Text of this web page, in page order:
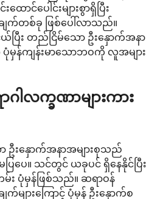
ာင်ပေါင်းများစွာရှိပြီး
က်တစ်ခု ဖြစ်ပေါ်လာသည်။
ပြီး တည်ငြိမ်သော ဦးနှောက်အနာ
ပုံမှန်ကျန်းမာသောဘဝကို လူအများ
ါလက္ခဏာများကား
ဦးနှောက်အနာအများစုသည်
ြပေ။ သင်တွင် ယခုပင် ရှိနေနိုင်ပြီး
ပုံမှန်ဖြစ်သည်။ ဆရာဝန်
က်များကြောင့် ပုံမှန် ဦးနှောက်စ